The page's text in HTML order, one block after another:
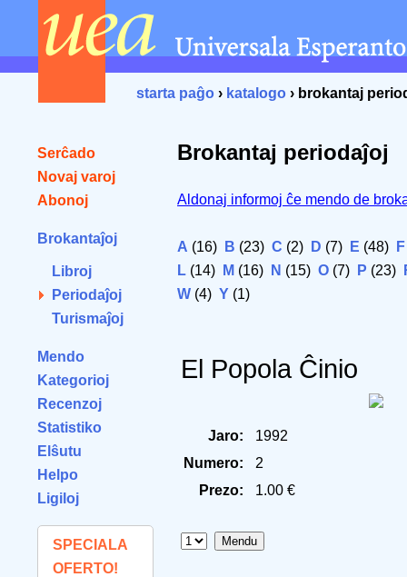
starta paĝo › katalogo › brokantaj
Serĉado
Novaj varoj
Abonoj
Brokantaĵoj
Libroj
Periodaĵoj
Turismaĵoj
Mendo
Kategorioj
Recenzoj
Statistiko
Elŝutu
Helpo
Ligiloj
SPECIALA
OFERTO!
Brokantaj periodaĵoj
Aldonaj informoj ĉe mendo de
A (16) B (23) C (2) D (7) E (48) F
L (14) M (16) N (15) O (7) P (23)
W (4) Y (1)
El Popola Ĉinio
Jaro:
1992
Numero:
2
Prezo:
1.00 €